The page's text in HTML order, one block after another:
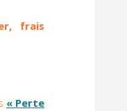
frais
« Perte